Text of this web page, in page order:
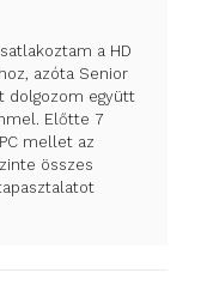
a HD
azóta Senior
dolgozom együtt
Előtte 7
mellet az
összes